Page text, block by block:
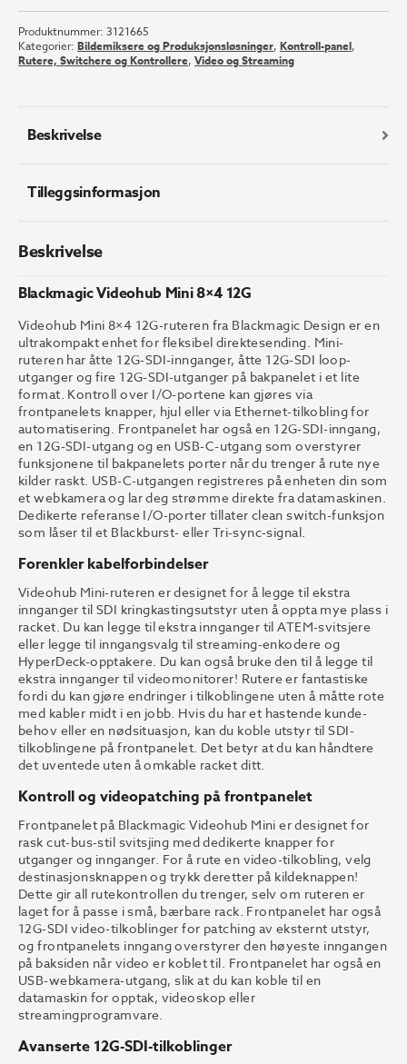
Mini
8x4
12G
Produktnummer: 3121665
Kategorier: Bildemiksere og Produksjonsløsninger, Kontroll-panel,
Rutere, Switchere og Kontrollere, Video og Streaming
Beskrivelse
Tilleggsinformasjon
Beskrivelse
Blackmagic Videohub Mini 8×4 12G
Videohub Mini 8×4 12G-ruteren fra Blackmagic Design er en
ultrakompakt enhet for fleksibel direktesending. Mini-
ruteren har åtte 12G-SDI-innganger, åtte 12G-SDI loop-
utganger og fire 12G-SDI-utganger på bakpanelet i et lite
format. Kontroll over I/O-portene kan gjøres via
frontpanelets knapper, hjul eller via Ethernet-tilkobling for
automatisering. Frontpanelet har også en 12G-SDI-inngang,
en 12G-SDI-utgang og en USB-C-utgang som overstyrer
funksjonene til bakpanelets porter når du trenger å rute nye
kilder raskt. USB-C-utgangen registreres på enheten din som
et webkamera og lar deg strømme direkte fra datamaskinen.
Dedikerte referanse I/O-porter tillater clean switch-funksjon
som låser til et Blackburst- eller Tri-sync-signal.
Forenkler kabelforbindelser
Videohub Mini-ruteren er designet for å legge til ekstra
innganger til SDI kringkastingsutstyr uten å oppta mye plass i
racket. Du kan legge til ekstra innganger til ATEM-svitsjere
eller legge til inngangsvalg til streaming-enkodere og
HyperDeck-opptakere. Du kan også bruke den til å legge til
ekstra innganger til videomonitorer! Rutere er fantastiske
fordi du kan gjøre endringer i tilkoblingene uten å måtte rote
med kabler midt i en jobb. Hvis du har et hastende kunde-
behov eller en nødsituasjon, kan du koble utstyr til SDI-
tilkoblingene på frontpanelet. Det betyr at du kan håndtere
det uventede uten å omkable racket ditt.
Kontroll og videopatching på frontpanelet
Frontpanelet på Blackmagic Videohub Mini er designet for
rask cut-bus-stil svitsjing med dedikerte knapper for
utganger og innganger. For å rute en video-tilkobling, velg
destinasjonsknappen og trykk deretter på kildeknappen!
Dette gir all rutekontrollen du trenger, selv om ruteren er
laget for å passe i små, bærbare rack. Frontpanelet har også
12G-SDI video-tilkoblinger for patching av eksternt utstyr,
og frontpanelets inngang overstyrer den høyeste inngangen
på baksiden når video er koblet til. Frontpanelet har også en
USB-webkamera-utgang, slik at du kan koble til en
datamaskin for opptak, videoskop eller
streamingprogramvare.
Avanserte 12G-SDI-tilkoblinger